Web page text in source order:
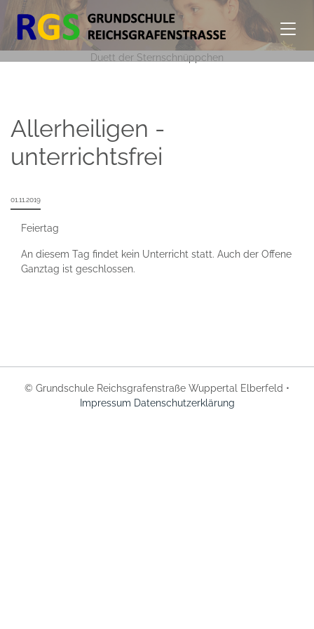
Duett der Sternschnüppchen
Allerheiligen -
unterrichtsfrei
01.11.2019
Feiertag
An diesem Tag findet kein Unterricht statt. Auch der Offene
Ganztag ist geschlossen.
© Grundschule Reichsgrafenstraße Wuppertal Elberfeld •
Impressum Datenschutzerklärung